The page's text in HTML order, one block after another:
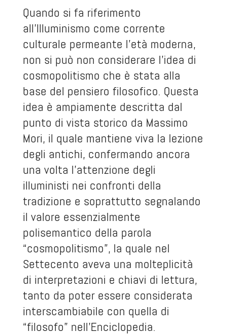
Quando si fa riferimento
all’Illuminismo come corrente
culturale permeante l’età moderna,
non si può non considerare l’idea di
cosmopolitismo che è stata alla
base del pensiero filosofico. Questa
idea è ampiamente descritta dal
punto di vista storico da Massimo
Mori, il quale mantiene viva la lezione
degli antichi, confermando ancora
una volta l’attenzione degli
illuministi nei confronti della
tradizione e soprattutto segnalando
il valore essenzialmente
polisemantico della parola
“cosmopolitismo”, la quale nel
Settecento aveva una molteplicità
di interpretazioni e chiavi di lettura,
tanto da poter essere considerata
interscambiabile con quella di
“filosofo” nell’Enciclopedia.